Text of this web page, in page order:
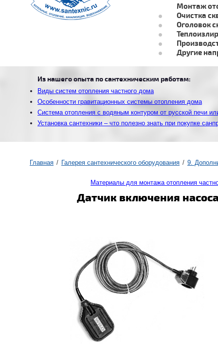
Главная Галерея сантехнического оборудования 9.
Материалы для монтажа отопления
Датчик включения
Монтаж
Очистка
Оголовок
Другие
Из нашего опыта по сантехническим работам:
Виды систем отопления частного дома
Особенности гравитационных системы отопления дома
Система отопления с водяным контуром от русской печи
Установка сантехники – что полезно знать при покупке